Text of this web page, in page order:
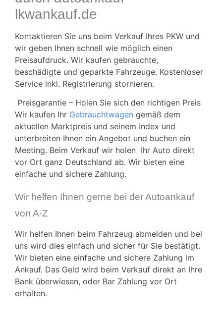
lkwankauf.de
Kontaktieren Sie uns beim Verkauf Ihres PKW und
wir geben Ihnen schnell wie möglich einen
Preisaufdruck. Wir kaufen gebrauchte,
beschädigte und geparkte Fahrzeuge. Kostenloser
Service inkl. Registrierung stornieren.
Preisgarantie – Holen Sie sich den richtigen Preis
Wir kaufen Ihr Gebrauchtwagen gemäß dem
aktuellen Marktpreis und seinem Index und
unterbreiten Ihnen ein Angebot und buchen ein
Meeting. Beim Verkauf wir holen Ihr Auto direkt
vor Ort ganz Deutschland ab. Wir bieten eine
einfache und sichere Zahlung.
Wir helfen Ihnen gerne bei der Autoankauf
von A-Z
Wir helfen Ihnen beim Fahrzeug abmelden und bei
uns wird dies einfach und sicher für Sie bestätigt.
Wir bieten eine einfache und sichere Zahlung im
Ankauf. Das Geld wird beim Verkauf direkt an Ihre
Bank überwiesen, oder Bar Zahlung vor Ort
erhalten.